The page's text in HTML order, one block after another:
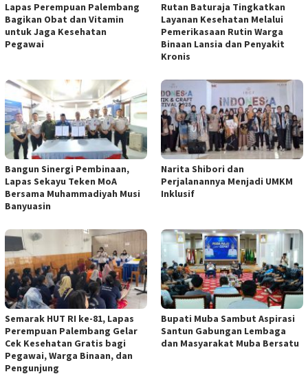
Lapas Perempuan Palembang
Bagikan Obat dan Vitamin
untuk Jaga Kesehatan
Pegawai
Rutan Baturaja Tingkatkan
Layanan Kesehatan Melalui
Pemerikasaan Rutin Warga
Binaan Lansia dan Penyakit
Kronis
Bangun Sinergi Pembinaan,
Lapas Sekayu Teken MoA
Bersama Muhammadiyah Musi
Banyuasin
Narita Shibori dan
Perjalanannya Menjadi UMKM
Inklusif
Semarak HUT RI ke-81, Lapas
Perempuan Palembang Gelar
Cek Kesehatan Gratis bagi
Pegawai, Warga Binaan, dan
Pengunjung
Bupati Muba Sambut Aspirasi
Santun Gabungan Lembaga
dan Masyarakat Muba Bersatu